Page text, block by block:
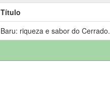
Título
Baru: riqueza e sabor do Cerrado.